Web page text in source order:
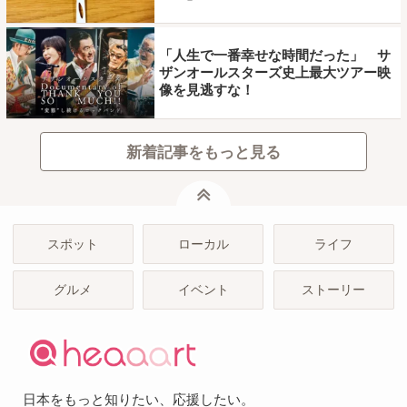
「人生で一番幸せな時間だった」 サ
ザンオールスターズ史上最大ツアー映
像を見逃すな！
新着記事をもっと見る
スポット ローカル ライフ
グルメ イベント ストーリー
日本をもっと知りたい、応援したい。